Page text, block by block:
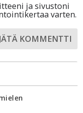
ja sivustoni
varten.